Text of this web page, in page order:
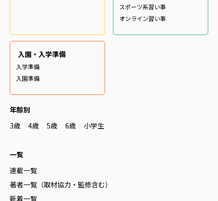
スポーツ系習い事
オンライン習い事
入園・入学準備
入学準備
入園準備
年齢別
3歳
4歳 5歳 6歳 小学生
一覧
連載一覧
著者一覧（取材協力・監修含む）
新着一覧